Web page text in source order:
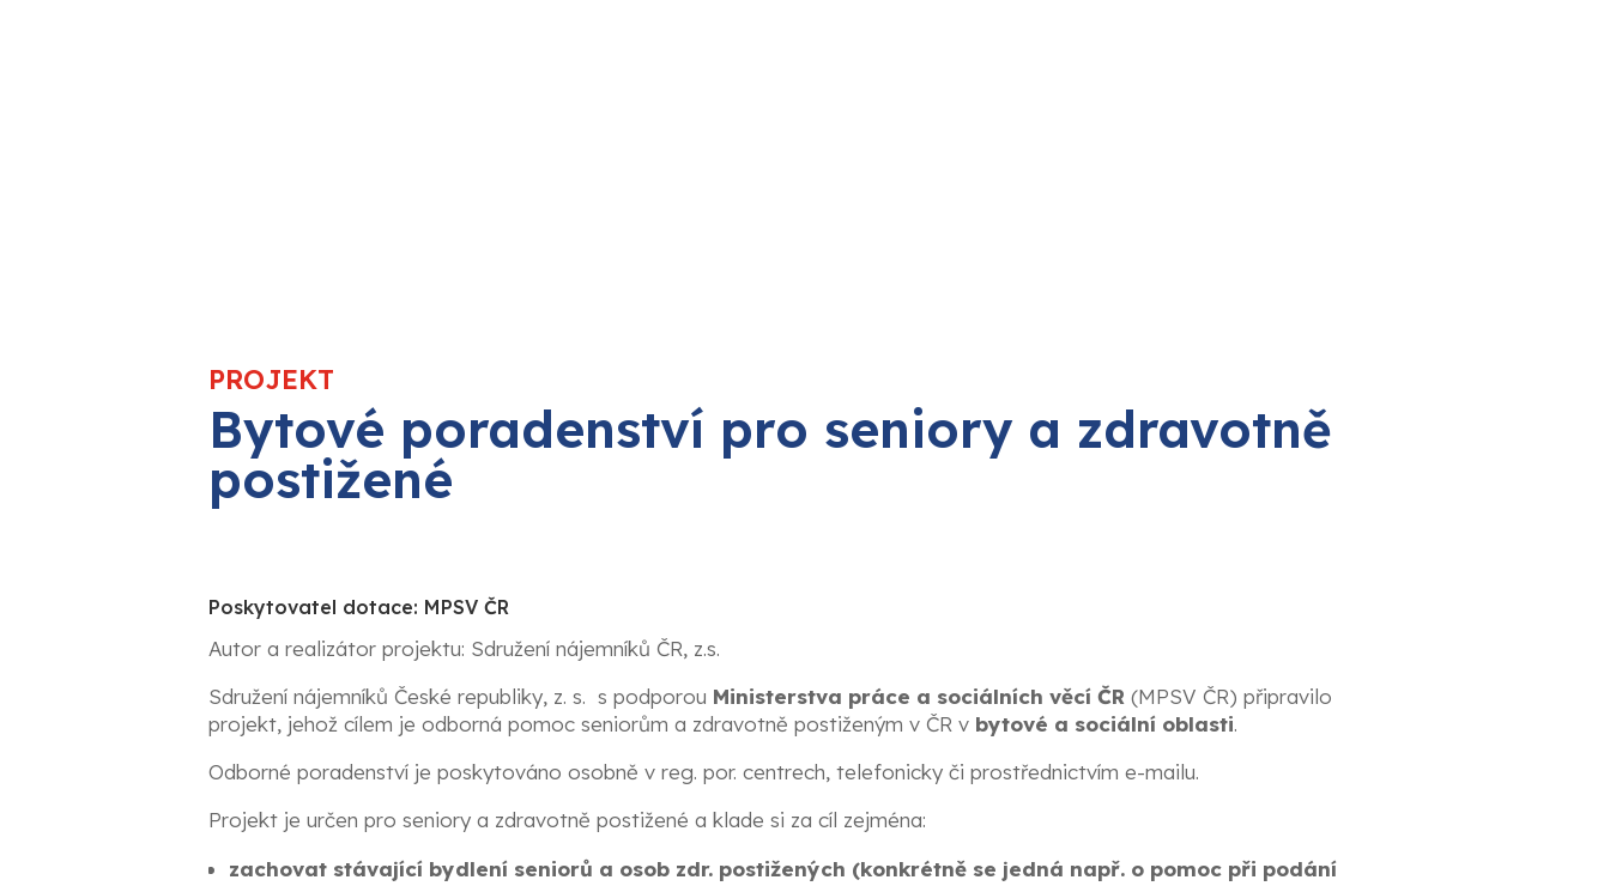
PROJEKT
Bytové poradenství pro seniory a zdravotně
postižené
Poskytovatel dotace: MPSV ČR
Autor a realizátor projektu: Sdružení nájemníků ČR, z.s.
Sdružení nájemníků České republiky, z. s. s podporou Ministerstva práce a sociálních věcí ČR (MPSV ČR) připravilo
projekt, jehož cílem je odborná pomoc seniorům a zdravotně postiženým v ČR v bytové a sociální oblasti.
Odborné poradenství je poskytováno osobně v reg. por. centrech, telefonicky či prostřednictvím e-mailu.
Projekt je určen pro seniory a zdravotně postižené a klade si za cíl zejména:
zachovat stávající bydlení seniorů a osob zdr. postižených (konkrétně se jedná např. o pomoc při podání